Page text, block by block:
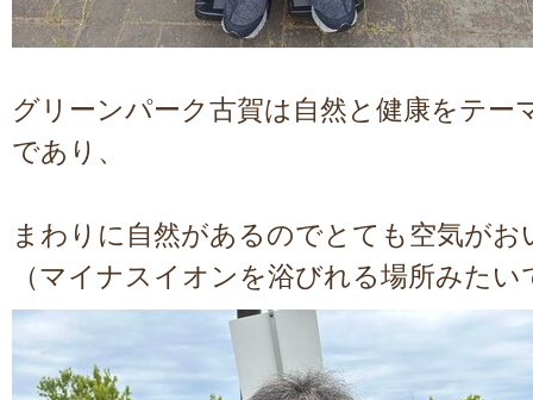
グリーンパーク古賀は自然と健康をテー
であり、
まわりに自然があるのでとても空気が
（マイナスイオンを浴びれる場所みたい